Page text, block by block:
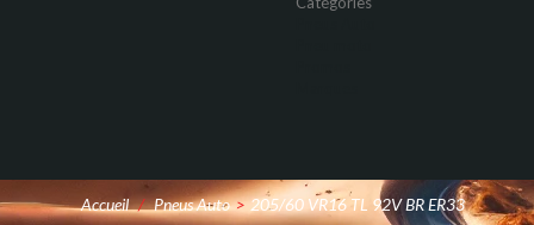
Accueil / Pneus Auto > 205/60 VR16 TL 92V BR ER33